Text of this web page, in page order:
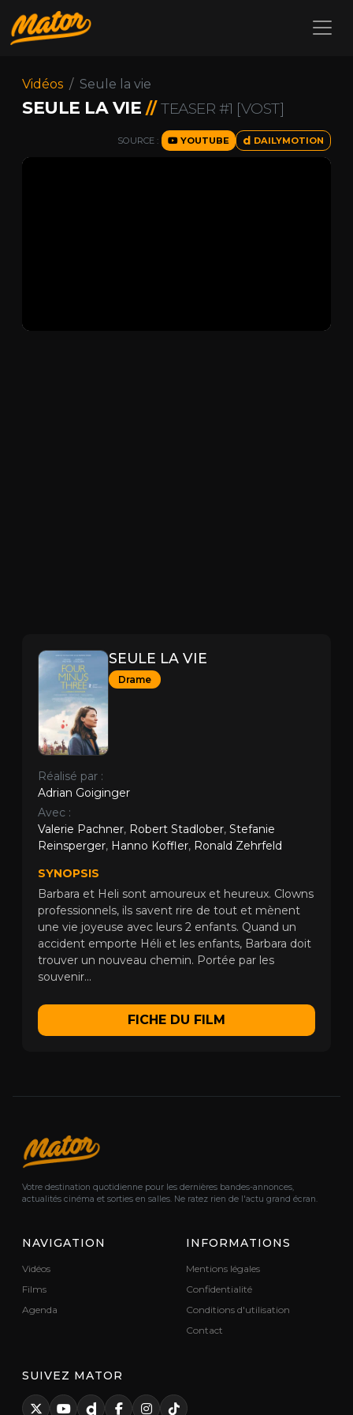
Vidéos Seule la vie
SEULE LA VIE // TEASER #1 [VOST]
SOURCE : YOUTUBE DAILYMOTION
SEULE LA VIE
Drame
Réalisé par :
Adrian Goiginger
Avec :
Valerie Pachner, Robert Stadlober, Stefanie
Reinsperger, Hanno Koffler, Ronald Zehrfeld
SYNOPSIS
Barbara et Heli sont amoureux et heureux. Clowns
professionnels, ils savent rire de tout et mènent
une vie joyeuse avec leurs 2 enfants. Quand un
accident emporte Héli et les enfants, Barbara doit
trouver un nouveau chemin. Portée par les
souvenir...
FICHE DU FILM
Votre destination quotidienne pour les dernières bandes-annonces,
actualités cinéma et sorties en salles. Ne ratez rien de l'actu grand écran.
NAVIGATION
Vidéos
Films
Agenda
INFORMATIONS
Mentions légales
Confidentialité
Conditions d'utilisation
Contact
SUIVEZ MATOR